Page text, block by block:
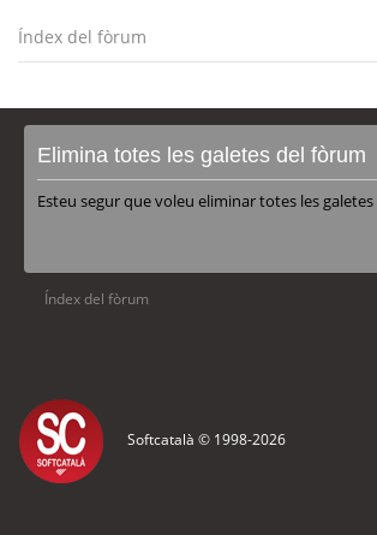
Índex del fòrum
Elimina totes les galetes del fòrum
Esteu segur que voleu eliminar totes les
Índex del fòrum
Softcatalà © 1998-2026